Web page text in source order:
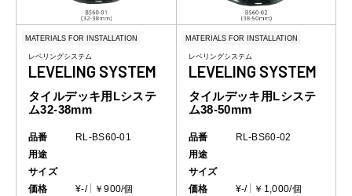
MATERIALS FOR INSTALLATION
レベリングシステム
LEVELING SYSTEM
タイルデッキ用Lシステ
ム32-38mm
品番
RL-BS60-01
用途
サイズ
価格
¥-/ ￥900/個
MATERIALS FOR INSTALLATION
レベリングシステム
LEVELING SYSTEM
タイルデッキ用Lシステ
ム38-50mm
品番
RL-BS60-02
用途
サイズ
価格
¥-/ ￥1,000/個